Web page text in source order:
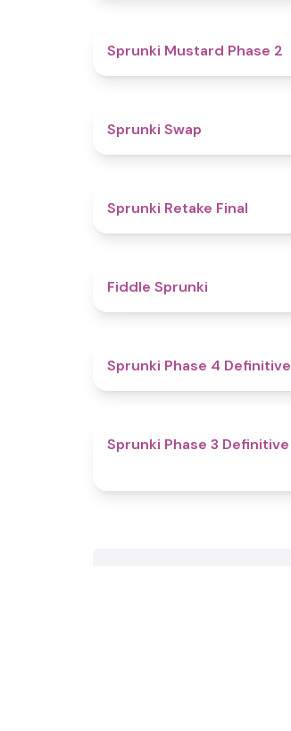
Sprunki Mustard Phase 2
Sprunki Swap
Sprunki Retake Final
Fiddle Sprunki
Sprunki Phase 4 Definitive
Sprunki Phase 3 Definitive